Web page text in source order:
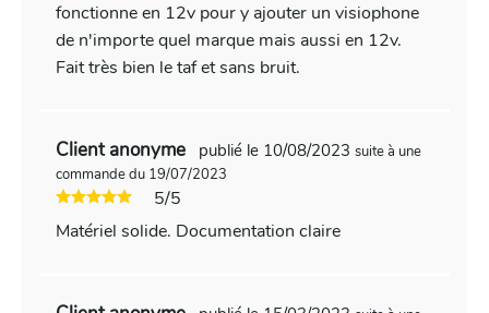
fonctionne en 12v pour y ajouter un visiophone
de n'importe quel marque mais aussi en 12v.
Fait très bien le taf et sans bruit.
Client anonyme publié le 10/08/2023 suite à une
commande du 19/07/2023
5/5
Matériel solide. Documentation claire